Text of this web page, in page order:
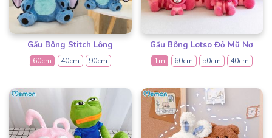
Gấu Bông Stitch Lông
60cm 40cm 90cm
Gấu Bông Lotso Đỏ Mũ Nơ
1m 60cm 50cm 40cm